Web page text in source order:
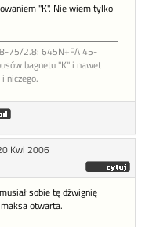
"K". Nie wiem tylko
75/2.8: 645N+FA 45-
bagnetu "K" i nawet
niczego.
Kwi 2006
sobie tę dźwignię
otwarta.